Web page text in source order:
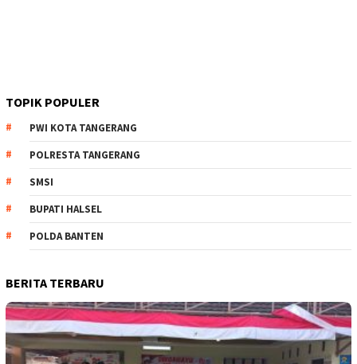
TOPIK POPULER
PWI KOTA TANGERANG
POLRESTA TANGERANG
SMSI
BUPATI HALSEL
POLDA BANTEN
BERITA TERBARU